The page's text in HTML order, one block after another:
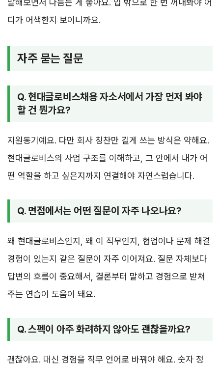
디가 어색한지 보이니까요.
자주 묻는 질문
Q. 현대글로비스채용 자소서에서 가장 먼저 봐야
할 건 뭔가요?
지원동기예요. 다만 회사 칭찬만 길게 쓰는 방식은 약해요.
현대글로비스의 사업 구조를 이해하고, 그 안에서 내가 어
떤 역할을 하고 싶은지까지 연결해야 자연스럽습니다.
Q. 면접에서는 어떤 질문이 자주 나오나요?
왜 현대글로비스인지, 왜 이 직무인지, 협업이나 문제 해결
경험이 있는지 같은 질문이 자주 이어져요. 질문 자체보다
답변의 흐름이 중요해서, 결론부터 말하고 경험으로 받쳐
주는 연습이 도움이 돼요.
Q. 스펙이 아주 화려하지 않아도 괜찮을까요?
괜찮아요. 대신 경험을 직무 언어로 바꿔야 해요. 숫자 정